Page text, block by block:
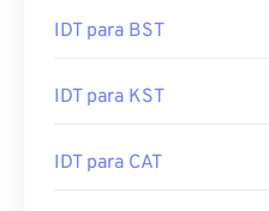
IDT para BST
IDT para KST
IDT para CAT